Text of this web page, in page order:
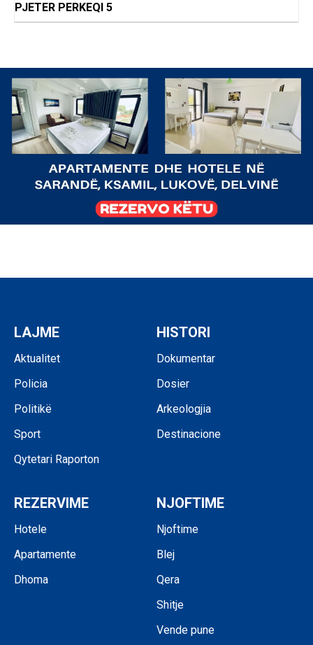
PJETER PERKEQI 5
LAJME
Aktualitet
Policia
Politikë
Sport
Qytetari Raporton
HISTORI
Dokumentar
Dosier
Arkeologjia
Destinacione
REZERVIME
Hotele
Apartamente
Dhoma
NJOFTIME
Njoftime
Blej
Qera
Shitje
Vende pune